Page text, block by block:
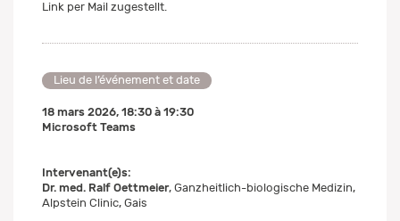
Link per Mail zugestellt.
Lieu de l’événement et date
18 mars 2026, 18:30 à 19:30
Microsoft Teams
Intervenant(e)s:
Dr. med. Ralf Oettmeier, Ganzheitlich-biologische Medizin,
Alpstein Clinic, Gais